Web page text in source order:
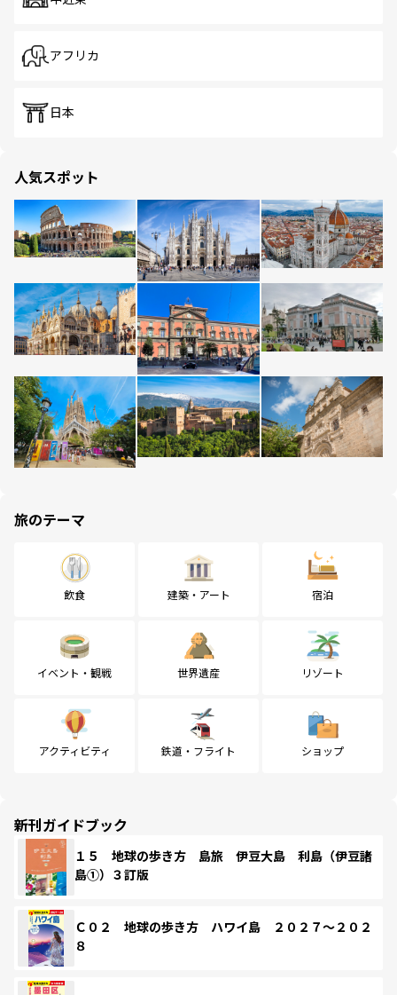
アフリカ
日本
人気スポット
旅のテーマ
飲食 建築・アート 宿泊
イベント・観戦 世界遺産 リゾート
アクティビティ 鉄道・フライト ショップ
新刊ガイドブック
１５ 地球の歩き方 島旅 伊豆大島 利島（伊豆諸
島①）３訂版
Ｃ０２ 地球の歩き方 ハワイ島 ２０２７～２０２
８